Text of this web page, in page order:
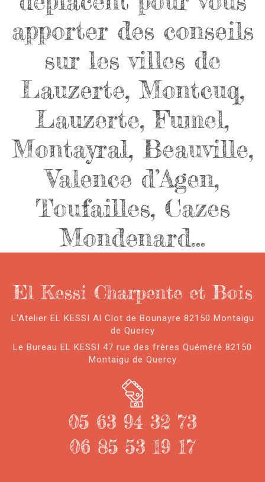
apporter des conseils
sur les villes de
Lauzerte, Montcuq,
Lauzerte, Fumel,
Montayral, Beauville,
Valence d’Agen,
Toufailles, Cazes
Mondenard…
El Kessi Charpente et Bois
L'Atelier EL KESSI Al Clot de Bounayre 82150 Montaigu
de Quercy
Le Bureau EL KESSI 47 rue des frères Quéméré 82150
Montaigu de Quercy
05 63 94 32 73
06 85 53 19 17